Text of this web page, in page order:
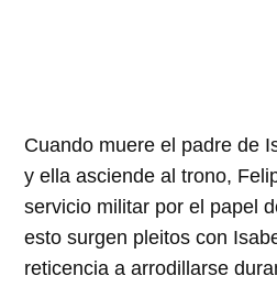
Cuando muere el padre de
y ella asciende al trono,
servicio militar por el papel
esto surgen pleitos con
reticencia a arrodillarse